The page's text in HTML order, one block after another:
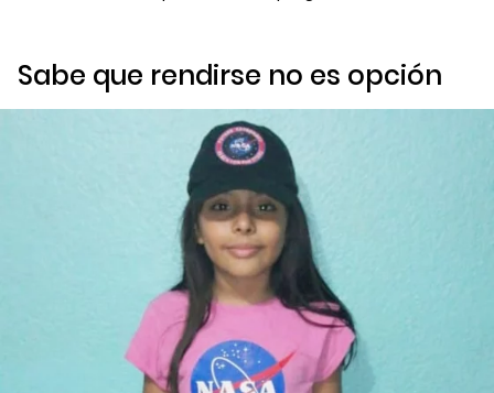
Sabe que rendirse no es opción